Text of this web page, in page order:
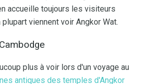
accueille toujours les visiteurs
viennent voir Angkor Wat.
plus à voir lors d'un voyage au
antiques des temples d'Angkor